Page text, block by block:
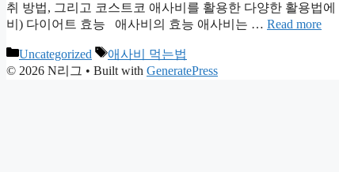
취 방법, 그리고 코스트코 애사비를 활용한 다양한 활용법
비) 다이어트 효능 애사비의 효능 애사비는 … Read more
Categories
Uncategorized Tags
애사비 먹는법
© 2026 N리그 • Built with GeneratePress